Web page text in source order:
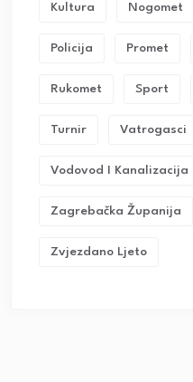
Kultura Nogomet
Policija Promet
Rukomet Sport
Turnir Vatrogasci
Vodovod I Kanalizacija
Zagrebačka Županija
Zvjezdano Ljeto